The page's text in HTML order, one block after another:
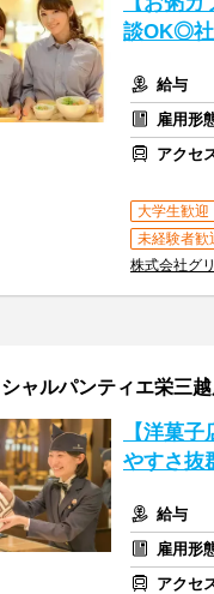
談OK◎社
給与
雇用形
アクセ
大学生歓迎
未経験者歓
株式会社グ
ャルパンティエ栄三
【洋菓
やすさ抜
給与
雇用形
アクセ